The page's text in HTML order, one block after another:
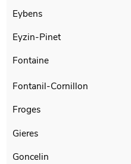
Eybens
Eyzin-Pinet
Fontaine
Fontanil-Cornillon
Froges
Gieres
Goncelin